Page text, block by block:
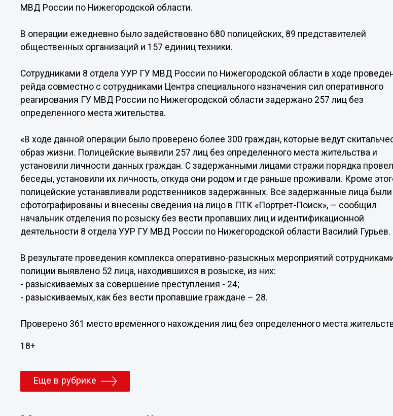
МВД России по Нижегородской области.
В операции ежедневно было задействовано 680 полицейских, 89 представителей
общественных организаций и 157 единиц техники.
Сотрудниками 8 отдела УУР ГУ МВД России по Нижегородской области в ходе
рейда совместно с сотрудниками Центра специального назначения сил оперативного
реагирования ГУ МВД России по Нижегородской области задержано 257 лиц без
определенного места жительства.
«В ходе данной операции было проверено более 300 граждан, которые ведут
образ жизни. Полицейские выявили 257 лиц без определенного места жительства и
установили личности данных граждан. С задержанными лицами стражи порядка
беседы, установили их личность, откуда они родом и где раньше проживали. Кроме
полицейские устанавливали родственников задержанных. Все задержанные лица были
сфотографированы и внесены сведения на лицо в ПТК «Портрет-Поиск», — сообщил
начальник отделения по розыску без вести пропавших лиц и идентификационной
деятельности 8 отдела УУР ГУ МВД России по Нижегородской области Василий Гурьев.
В результате проведения комплекса оперативно-разыскных мероприятий
полиции выявлено 52 лица, находившихся в розыске, из них:
- разыскиваемых за совершение преступления - 24;
- разыскиваемых, как без вести пропавшие граждане – 28.
Проверено 361 место временного нахождения лиц без определенного места
18+
Еще в рубрике